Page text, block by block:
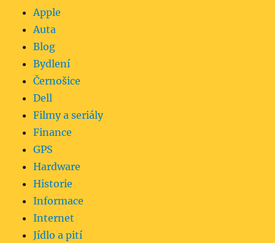
Apple
Auta
Blog
Bydlení
Černošice
Dell
Filmy a seriály
Finance
GPS
Hardware
Historie
Informace
Internet
Jídlo a pití